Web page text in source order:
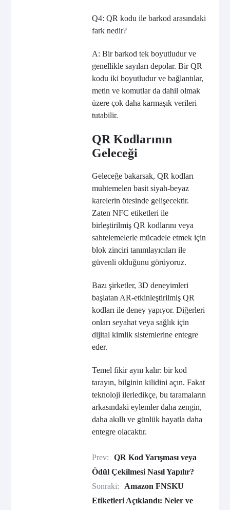
Q4: QR kodu ile barkod arasındaki
fark nedir?
A: Bir barkod tek boyutludur ve
genellikle sayıları depolar. Bir QR
kodu iki boyutludur ve bağlantılar,
metin ve komutlar da dahil olmak
üzere çok daha karmaşık verileri
tutabilir.
QR Kodlarının
Geleceği
Geleceğe bakarsak, QR kodları
muhtemelen basit siyah-beyaz
karelerin ötesinde gelişecektir.
Zaten NFC etiketleri ile
birleştirilmiş QR kodlarını veya
sahtelemelerle mücadele etmek için
blok zinciri tanımlayıcıları ile
güvenli olduğunu görüyoruz.
Bazı şirketler, 3D deneyimleri
başlatan AR-etkinleştirilmiş QR
kodları ile deney yapıyor. Diğerleri
onları seyahat veya sağlık için
dijital kimlik sistemlerine entegre
eder.
Temel fikir aynı kalır: bir kod
tarayın, bilginin kilidini açın. Fakat
teknoloji ilerledikçe, bu taramaların
arkasındaki eylemler daha zengin,
daha akıllı ve günlük hayatla daha
entegre olacaktır.
Prev:
QR Kod Yarışması veya
Ödül Çekilmesi Nasıl Yapılır?
Sonraki:
Amazon FNSKU
Etiketleri Açıklandı: Neler ve